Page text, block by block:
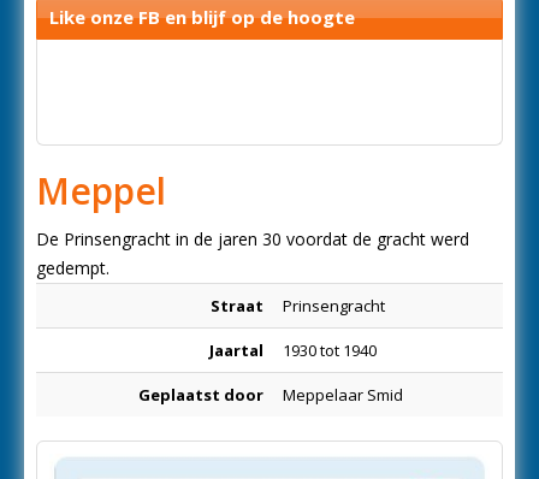
Like onze FB en blijf op de hoogte
Meppel
De Prinsengracht in de jaren 30 voordat de gracht werd
gedempt.
Straat Prinsengracht
Jaartal 1930 tot 1940
Geplaatst door Meppelaar Smid